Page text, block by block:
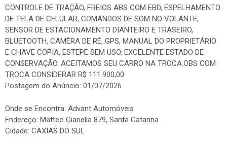
CONTROLE DE TRAÇÃO, FREIOS ABS COM EBD, ESPELHAMENTO
DE TELA DE CELULAR, COMANDOS DE SOM NO VOLANTE,
SENSOR DE ESTACIONAMENTO DIANTEIRO E TRASEIRO,
BLUETOOTH, CAMÊRA DE RÉ, GPS, MANUAL DO PROPRIETÁRIO
E CHAVE CÓPIA, ESTEPE SEM USO, EXCELENTE ESTADO DE
CONSERVAÇÃO. ACEITAMOS SEU CARRO NA TROCA.OBS COM
TROCA CONSIDERAR R$ 111.900,00
Postagem do Anúncio: 01/07/2026
Onde se Encontra: Advant Automóveis
Endereço: Matteo Gianella 879, Santa Catarina
Cidade: CAXIAS DO SUL